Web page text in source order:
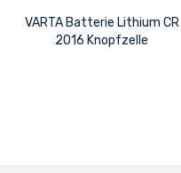
VARTA Batterie Lithium CR
2016 Knopfzelle